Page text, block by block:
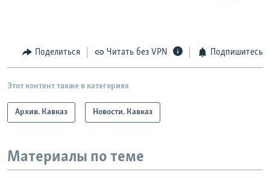
Поделиться Читать без VPN Подпишитесь
Этот контент также в категориях
Архив. Кавказ Новости. Кавказ
Материалы по теме